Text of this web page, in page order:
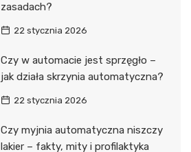
zasadach?
22 stycznia 2026
Czy w automacie jest sprzęgło –
jak działa skrzynia automatyczna?
22 stycznia 2026
Czy myjnia automatyczna niszczy
lakier – fakty, mity i profilaktyka